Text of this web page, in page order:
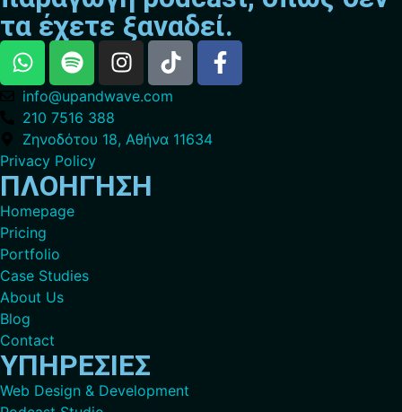
τα έχετε ξαναδεί.
info@upandwave.com
210 7516 388
Ζηνοδότου 18, Αθήνα 11634
Privacy Policy
ΠΛΟΗΓΗΣΗ
Homepage
Pricing
Portfolio
Case Studies
About Us
Blog
Contact
ΥΠΗΡΕΣΙΕΣ
Web Design & Development